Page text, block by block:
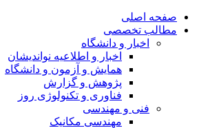
صفحه اصلی
مطالب تخصصی
اخبار و دانشگاه
اخبار و اطلاعیه نواندیشان
همایش و آزمون و دانشگاه
پژوهش و گزارش
فناوری و تکنولوژی روز
فنی و مهندسی
مهندسی مکانیک